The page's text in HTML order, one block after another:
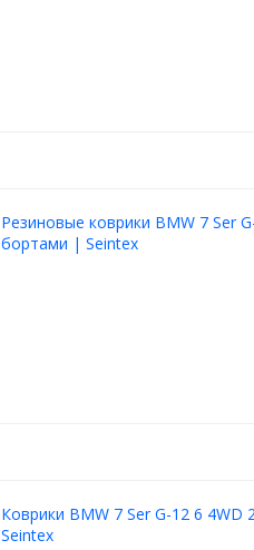
Резиновые коврики BMW 7 Ser
бортами | Seintex
Коврики BMW 7 Ser G-12 6
Seintex